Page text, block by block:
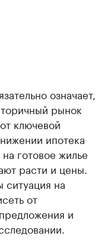
означает,
рынок
ключевой
ипотека
готовое жилье
расти и цены.
на
от
и